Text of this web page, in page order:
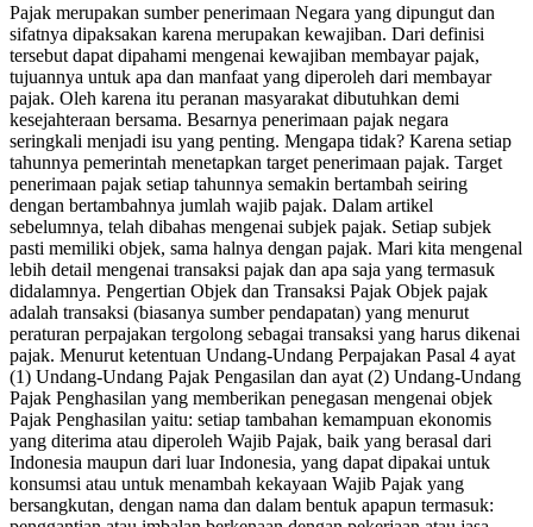
Pajak merupakan sumber penerimaan Negara yang dipungut dan
sifatnya dipaksakan karena merupakan kewajiban. Dari definisi
tersebut dapat dipahami mengenai kewajiban membayar pajak,
tujuannya untuk apa dan manfaat yang diperoleh dari membayar
pajak. Oleh karena itu peranan masyarakat dibutuhkan demi
kesejahteraan bersama. Besarnya penerimaan pajak negara
seringkali menjadi isu yang penting. Mengapa tidak? Karena setiap
tahunnya pemerintah menetapkan target penerimaan pajak. Target
penerimaan pajak setiap tahunnya semakin bertambah seiring
dengan bertambahnya jumlah wajib pajak. Dalam artikel
sebelumnya, telah dibahas mengenai subjek pajak. Setiap subjek
pasti memiliki objek, sama halnya dengan pajak. Mari kita mengenal
lebih detail mengenai transaksi pajak dan apa saja yang termasuk
didalamnya. Pengertian Objek dan Transaksi Pajak Objek pajak
adalah transaksi (biasanya sumber pendapatan) yang menurut
peraturan perpajakan tergolong sebagai transaksi yang harus dikenai
pajak. Menurut ketentuan Undang-Undang Perpajakan Pasal 4 ayat
(1) Undang-Undang Pajak Pengasilan dan ayat (2) Undang-Undang
Pajak Penghasilan yang memberikan penegasan mengenai objek
Pajak Penghasilan yaitu: setiap tambahan kemampuan ekonomis
yang diterima atau diperoleh Wajib Pajak, baik yang berasal dari
Indonesia maupun dari luar Indonesia, yang dapat dipakai untuk
konsumsi atau untuk menambah kekayaan Wajib Pajak yang
bersangkutan, dengan nama dan dalam bentuk apapun termasuk: